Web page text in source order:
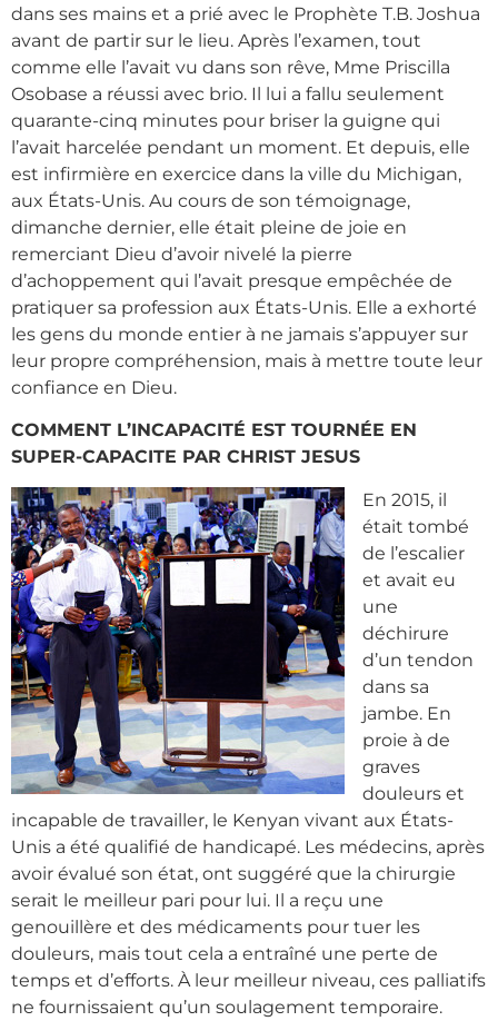
dans ses mains et a prié avec le Prophète T.B. Joshua
avant de partir sur le lieu. Après l’examen, tout
comme elle l’avait vu dans son rêve, Mme Priscilla
Osobase a réussi avec brio. Il lui a fallu seulement
quarante-cinq minutes pour briser la guigne qui
l’avait harcelée pendant un moment. Et depuis, elle
est infirmière en exercice dans la ville du Michigan,
aux États-Unis. Au cours de son témoignage,
dimanche dernier, elle était pleine de joie en
remerciant Dieu d’avoir nivelé la pierre
d’achoppement qui l’avait presque empêchée de
pratiquer sa profession aux États-Unis. Elle a exhorté
les gens du monde entier à ne jamais s’appuyer sur
leur propre compréhension, mais à mettre toute leur
confiance en Dieu.
COMMENT L’INCAPACITÉ EST TOURNÉE EN
SUPER-CAPACITE PAR CHRIST JESUS
En 2015, il
était tombé
de l’escalier
et avait eu
une
déchirure
d’un tendon
dans sa
jambe. En
proie à de
graves
douleurs et
incapable de travailler, le Kenyan vivant aux États-
Unis a été qualifié de handicapé. Les médecins, après
avoir évalué son état, ont suggéré que la chirurgie
serait le meilleur pari pour lui. Il a reçu une
genouillère et des médicaments pour tuer les
douleurs, mais tout cela a entraîné une perte de
temps et d’efforts. À leur meilleur niveau, ces palliatifs
ne fournissaient qu’un soulagement temporaire.